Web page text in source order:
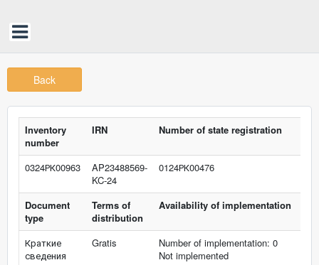
Back
Inventory
number
IRN Number of state registration
0324РК00963
AP23488569-
KC-24
0124РК00476
Document
type
Terms of
distribution
Availability of implementation
Краткие
сведения
Gratis
Number of implementation: 0
Not implemented